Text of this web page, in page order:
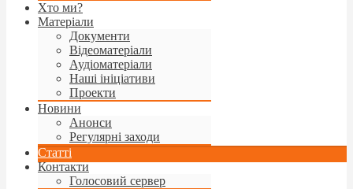
Хто ми?
Матеріали
Документи
Відеоматеріали
Аудіоматеріали
Наші ініціативи
Проекти
Новини
Анонси
Регулярні заходи
Статті
Контакти
Голосовий сервер